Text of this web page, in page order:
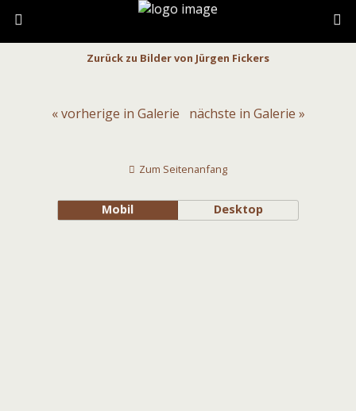
Zurück zu Bilder von Jürgen Fickers
« vorherige in Galerie nächste in Galerie »
Zum Seitenanfang
Mobil Desktop